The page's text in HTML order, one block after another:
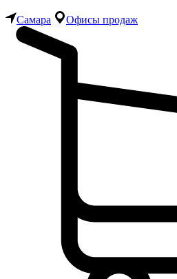
Самара Офисы продаж